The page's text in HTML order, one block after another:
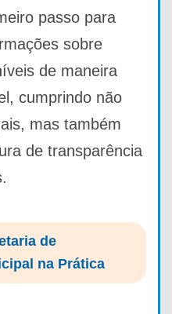
passo para
sobre
de maneira
cumprindo não
mas também
de transparência
de
na Prática